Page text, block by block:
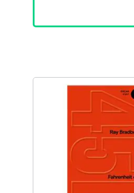
Brico e Giardinaggio
Salute e igiene
Beauty
Giocattoli